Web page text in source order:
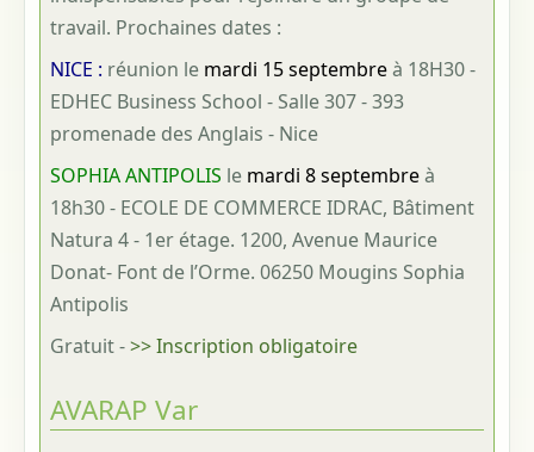
travail. Prochaines dates :
NICE : réunion le mardi 15 septembreà 18H30 -
EDHEC Business School - Salle 307 - 393
promenade des Anglais - Nice
SOPHIA ANTIPOLIS le mardi 8 septembreà
18h30 - ECOLE DE COMMERCE IDRAC, Bâtiment
Natura 4 - 1er étage. 1200, Avenue Maurice
Donat- Font de l’Orme. 06250 Mougins Sophia
Antipolis
Gratuit->> Inscription obligatoire
AVARAP Var